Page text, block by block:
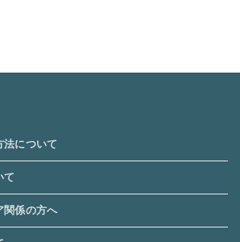
法について
て
関係の方へ